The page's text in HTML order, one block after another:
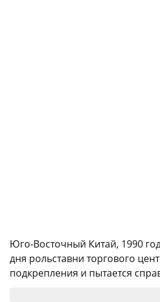
Юго-Восточный Китай, 1990
дня рольставни торгового
подкрепления и пытается